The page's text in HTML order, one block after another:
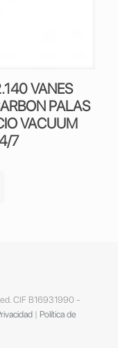
VANES
PALAS
VACUUM
7
CIF B16931990 -
| Política de